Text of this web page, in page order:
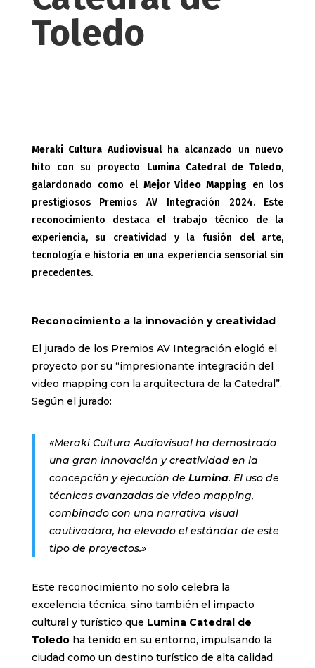
Toledo
Meraki Cultura Audiovisualha alcanzado un nuevo
hito con su proyecto Lumina Catedral de Toledo,
galardonado como el Mejor Video Mapping en los
prestigiosos Premios AV Integración 2024. Este
reconocimiento destaca el trabajo técnico de la
experiencia, su creatividad y la fusión del arte,
tecnología e historia en una experiencia sensorial sin
precedentes.
Reconocimiento a la innovación y creatividad
El jurado de los Premios AV Integración elogió el
proyecto por su “impresionante integración del
video mapping con la arquitectura de la Catedral”.
Según el jurado:
«Meraki Cultura Audiovisual ha demostrado
una gran innovación y creatividad en la
concepción y ejecución de Lumina. El uso de
técnicas avanzadas de video mapping,
combinado con una narrativa visual
cautivadora, ha elevado el estándar de este
tipo de proyectos.»
Este reconocimiento no solo celebra la
excelencia técnica, sino también el impacto
cultural y turístico que Lumina Catedral de
Toledoha tenido en su entorno, impulsando la
ciudad como un destino turístico de alta calidad.